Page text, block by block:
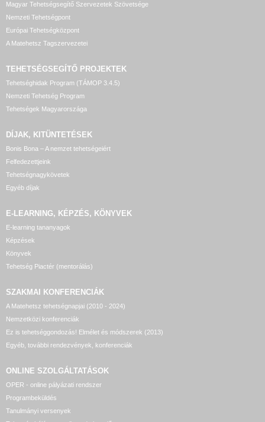
Magyar Tehetségsegítő Szervezetek Szövetsége
Nemzeti Tehetségpont
Európai Tehetségközpont
A Matehetsz Tagszervezetei
TEHETSÉGSEGÍTŐ PROJEKTEK
Tehetséghidak Program (TÁMOP 3.4.5)
Nemzeti Tehetség Program
Tehetségek Magyarországa
DÍJAK, KITÜNTETÉSEK
Bonis Bona – A nemzet tehetségeiért
Felfedezettjeink
Tehetségnagykövetek
Egyéb díjak
E-LEARNING, KÉPZÉS, KÖNYVEK
E-learning tananyagok
Képzések
Könyvek
Tehetség Piactér (mentorálás)
SZAKMAI KONFERENCIÁK
A Matehetsz tehetségnapjai (2010 - 2024)
Nemzetközi konferenciák
Ez is tehetséggondozás! Elmélet és módszerek (2013)
Egyéb, további rendezvények, konferenciák
ONLINE SZOLGÁLTATÁSOK
OPER - online pályázati rendszer
Programbeküldés
Tanulmányi versenyek